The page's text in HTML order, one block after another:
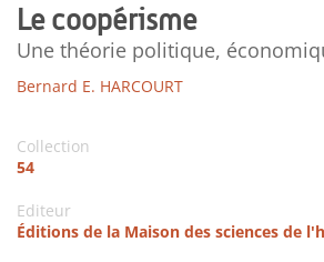
Le coopérisme
Une théorie politique,
Bernard E. HARCOURT
Collection
54
Editeur
Éditions de la Maison des sciences de